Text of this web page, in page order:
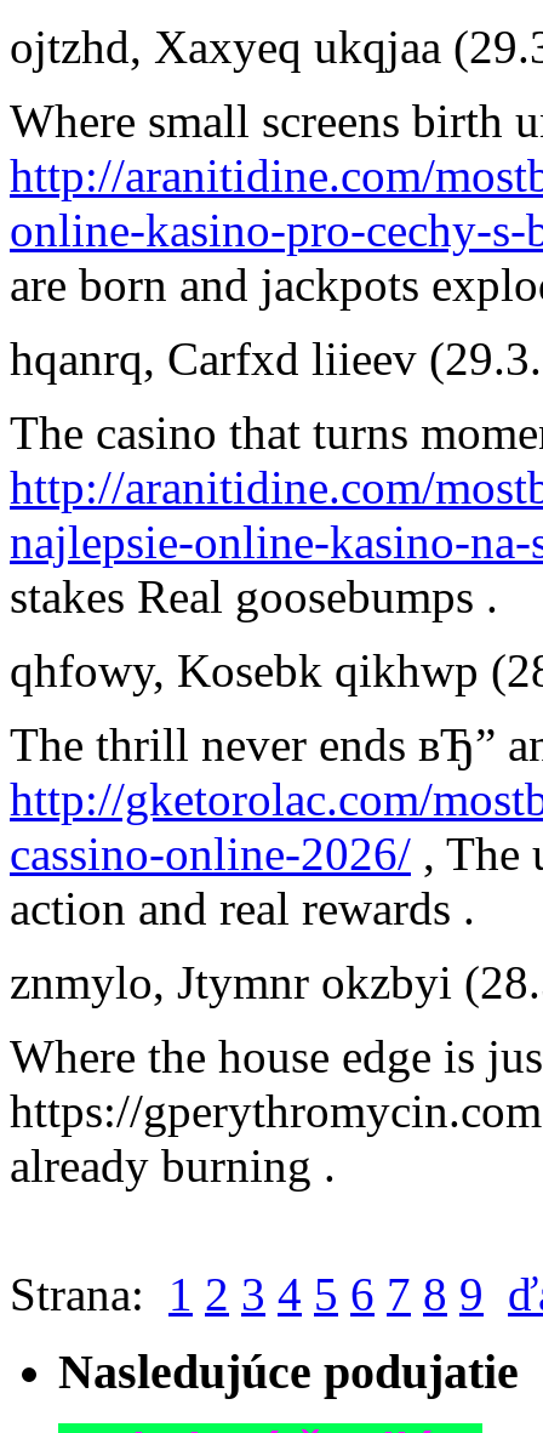
ojtzhd, Xaxyeq ukqjaa
Where small screens birth
http://aranitidine.com/
online-kasino-pro-cechy-s-
are born and jackpots
hqanrq, Carfxd liieev
The casino that turns
http://aranitidine.com/
najlepsie-online-kasino-
stakes Real goosebumps .
qhfowy, Kosebk qikhwp
The thrill never ends вЂ”
http://gketorolac.com/
cassino-online-2026/ , The
action and real rewards .
znmylo, Jtymnr okzbyi
Where the house edge is
https://
already burning .
Strana: 1 2 3 4 5 6 7 8 9
Nasledujúce podujatie